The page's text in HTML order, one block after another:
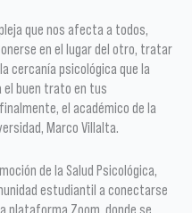
que nos afecta a todos,
en el lugar del otro, tratar
cercanía psicológica que la
el buen trato en tus
el académico de la
Marco Villalta.
de la Salud Psicológica,
estudiantil a conectarse
plataforma Zoom, donde se